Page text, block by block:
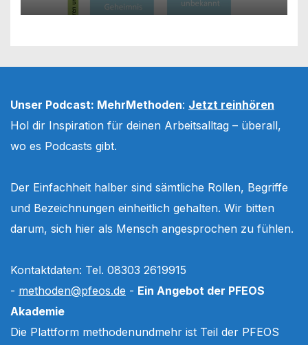
Unser Podcast: MehrMethoden: Jetzt reinhören
Hol dir Inspiration für deinen Arbeitsalltag – überall,
wo es Podcasts gibt.
Der Einfachheit halber sind sämtliche Rollen, Begriffe
und Bezeichnungen einheitlich gehalten. Wir bitten
darum, sich hier als Mensch angesprochen zu fühlen.
Kontaktdaten: Tel. 08303 2619915
- methoden@pfeos.de - Ein Angebot der PFEOS
Akademie
Die Plattform methodenundmehr ist Teil der PFEOS